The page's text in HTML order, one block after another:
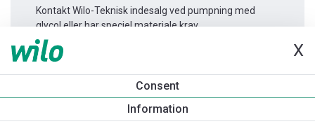
X
Consent
Information
Kontakt Wilo-Teknisk indesalg ved pumpning med
glycol eller har speciel materiale krav.
Produktinformation
Atmos GIGA-I 100/150-2,2/4